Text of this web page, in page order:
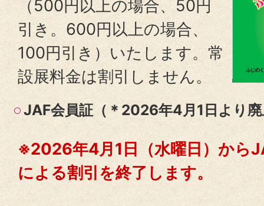
（500円以上の場合、50円
引き。600円以上の場合、
100円引き）いたします。常
設展料金は割引しません。
JAF会員証（＊2026年4月1日より
※2026年4月1日（水曜日）から
による割引を終了します。